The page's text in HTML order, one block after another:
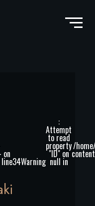
on
line34Warning
:
Attempt
to read
property
"ID" on
null in
/